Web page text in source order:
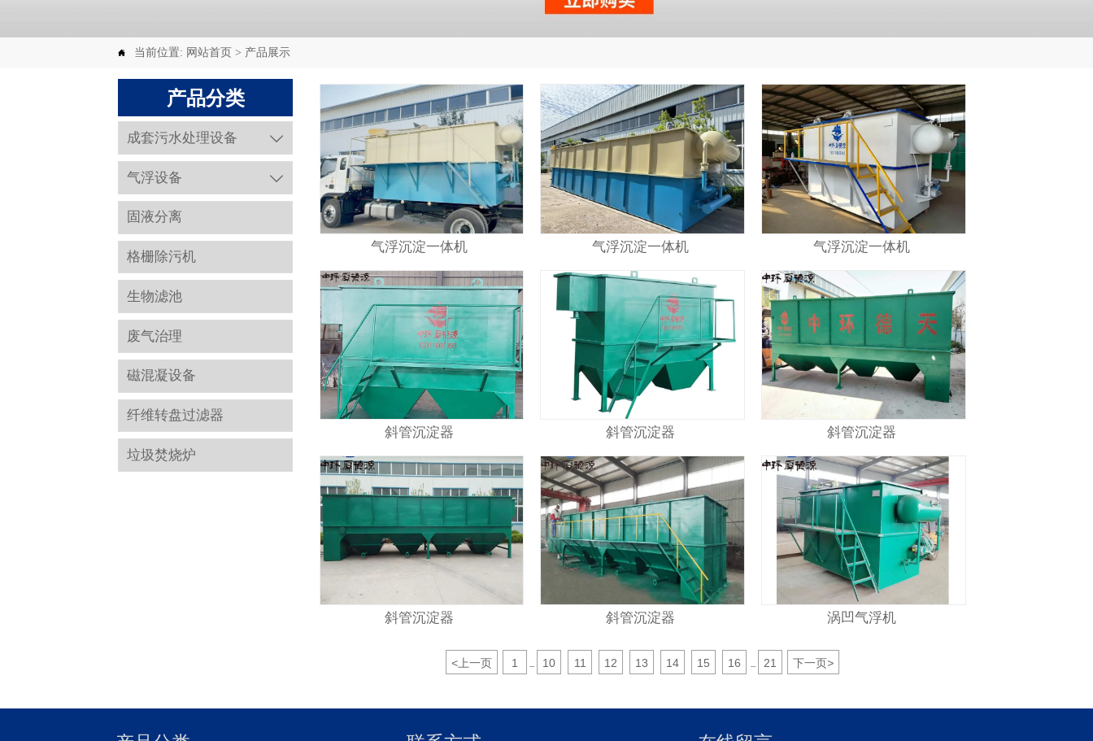
 当前位置: 网站首页 > 产品展示
产品分类
成套污水处理设备 
气浮设备 
固液分离
格栅除污机
生物滤池
废气治理
磁混凝设备
纤维转盘过滤器
垃圾焚烧炉
气浮沉淀一体机 气浮沉淀一体机 气浮沉淀一体机
斜管沉淀器 斜管沉淀器 斜管沉淀器
斜管沉淀器 斜管沉淀器 涡凹气浮机
<上一页 1 ... 10 11 12 13 14 15 16 ... 21 下一页>